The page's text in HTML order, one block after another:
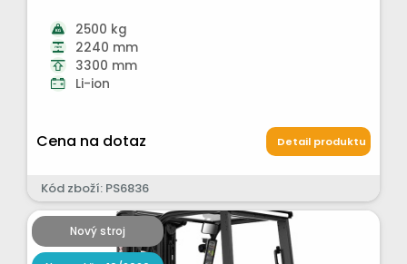
2500 kg
2240 mm
3300 mm
Li-ion
Cena na dotaz Detail produktu
Kód zboží: PS6836
Nový stroj